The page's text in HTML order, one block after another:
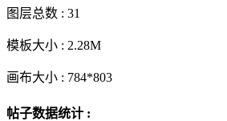
图层总数 : 31
模板大小 : 2.28M
画布大小 : 784*803
帖子数据统计 :